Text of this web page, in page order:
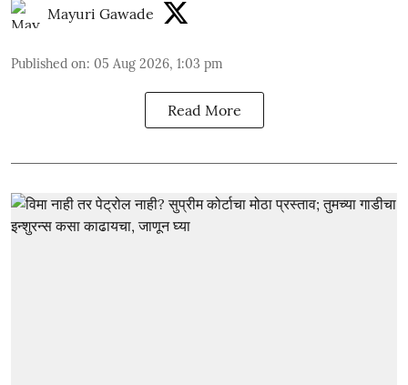
Mayuri Gawade
Published on: 05 Aug 2026, 1:03 pm
Read More